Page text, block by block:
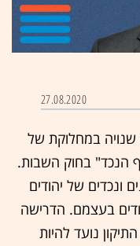
27.08.2020
שנויה במחלוקת של
הנכד" בחוק השבות.
שנוסף לחוק ב-1970, בנים ונכדים של יהודים
בעצמם. הדרישה
נועד להיות